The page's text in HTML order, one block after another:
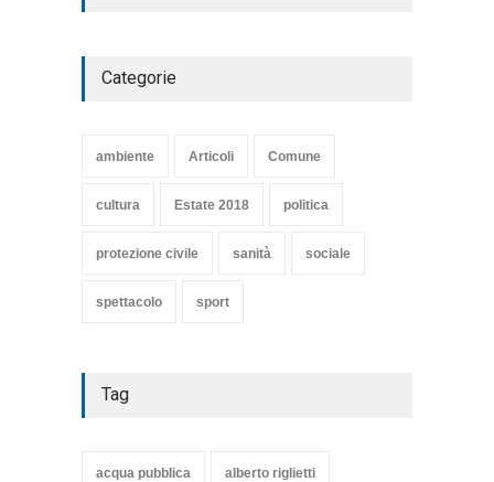
TARQUINIA
Categorie
ambiente Articoli Comune
cultura Estate 2018 politica
protezione civile sanità sociale
spettacolo sport
Tag
acqua pubblica alberto riglietti